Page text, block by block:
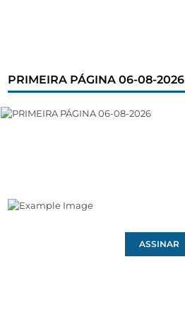
PRIMEIRA PÁGINA 06-08-2026
ASSINAR